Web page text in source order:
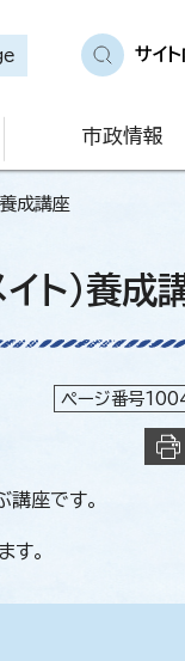
サイ
市政情報
成講座
ト)養成
ページ番号
座です。
す。